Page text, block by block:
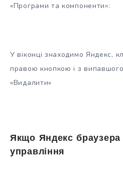
«Програми та компоненти»:
У віконці знаходимо Яндекс,
правою кнопкою і з
«Видалити»
Якщо Яндекс браузера
управління